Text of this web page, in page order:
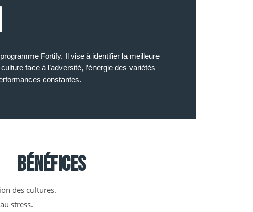
Fortify. Il vise à identifier la meilleure
face à l’adversité, l’énergie des variétés
constantes.
Bénéfices
des cultures.
stress.